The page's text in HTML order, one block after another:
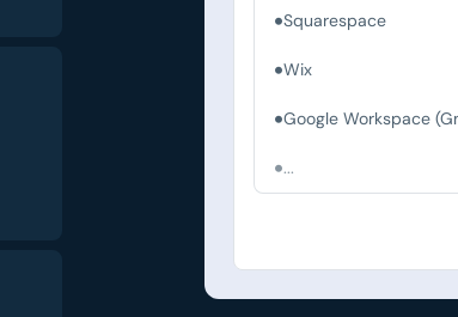
Squarespace
Wix
Google Workspace
...